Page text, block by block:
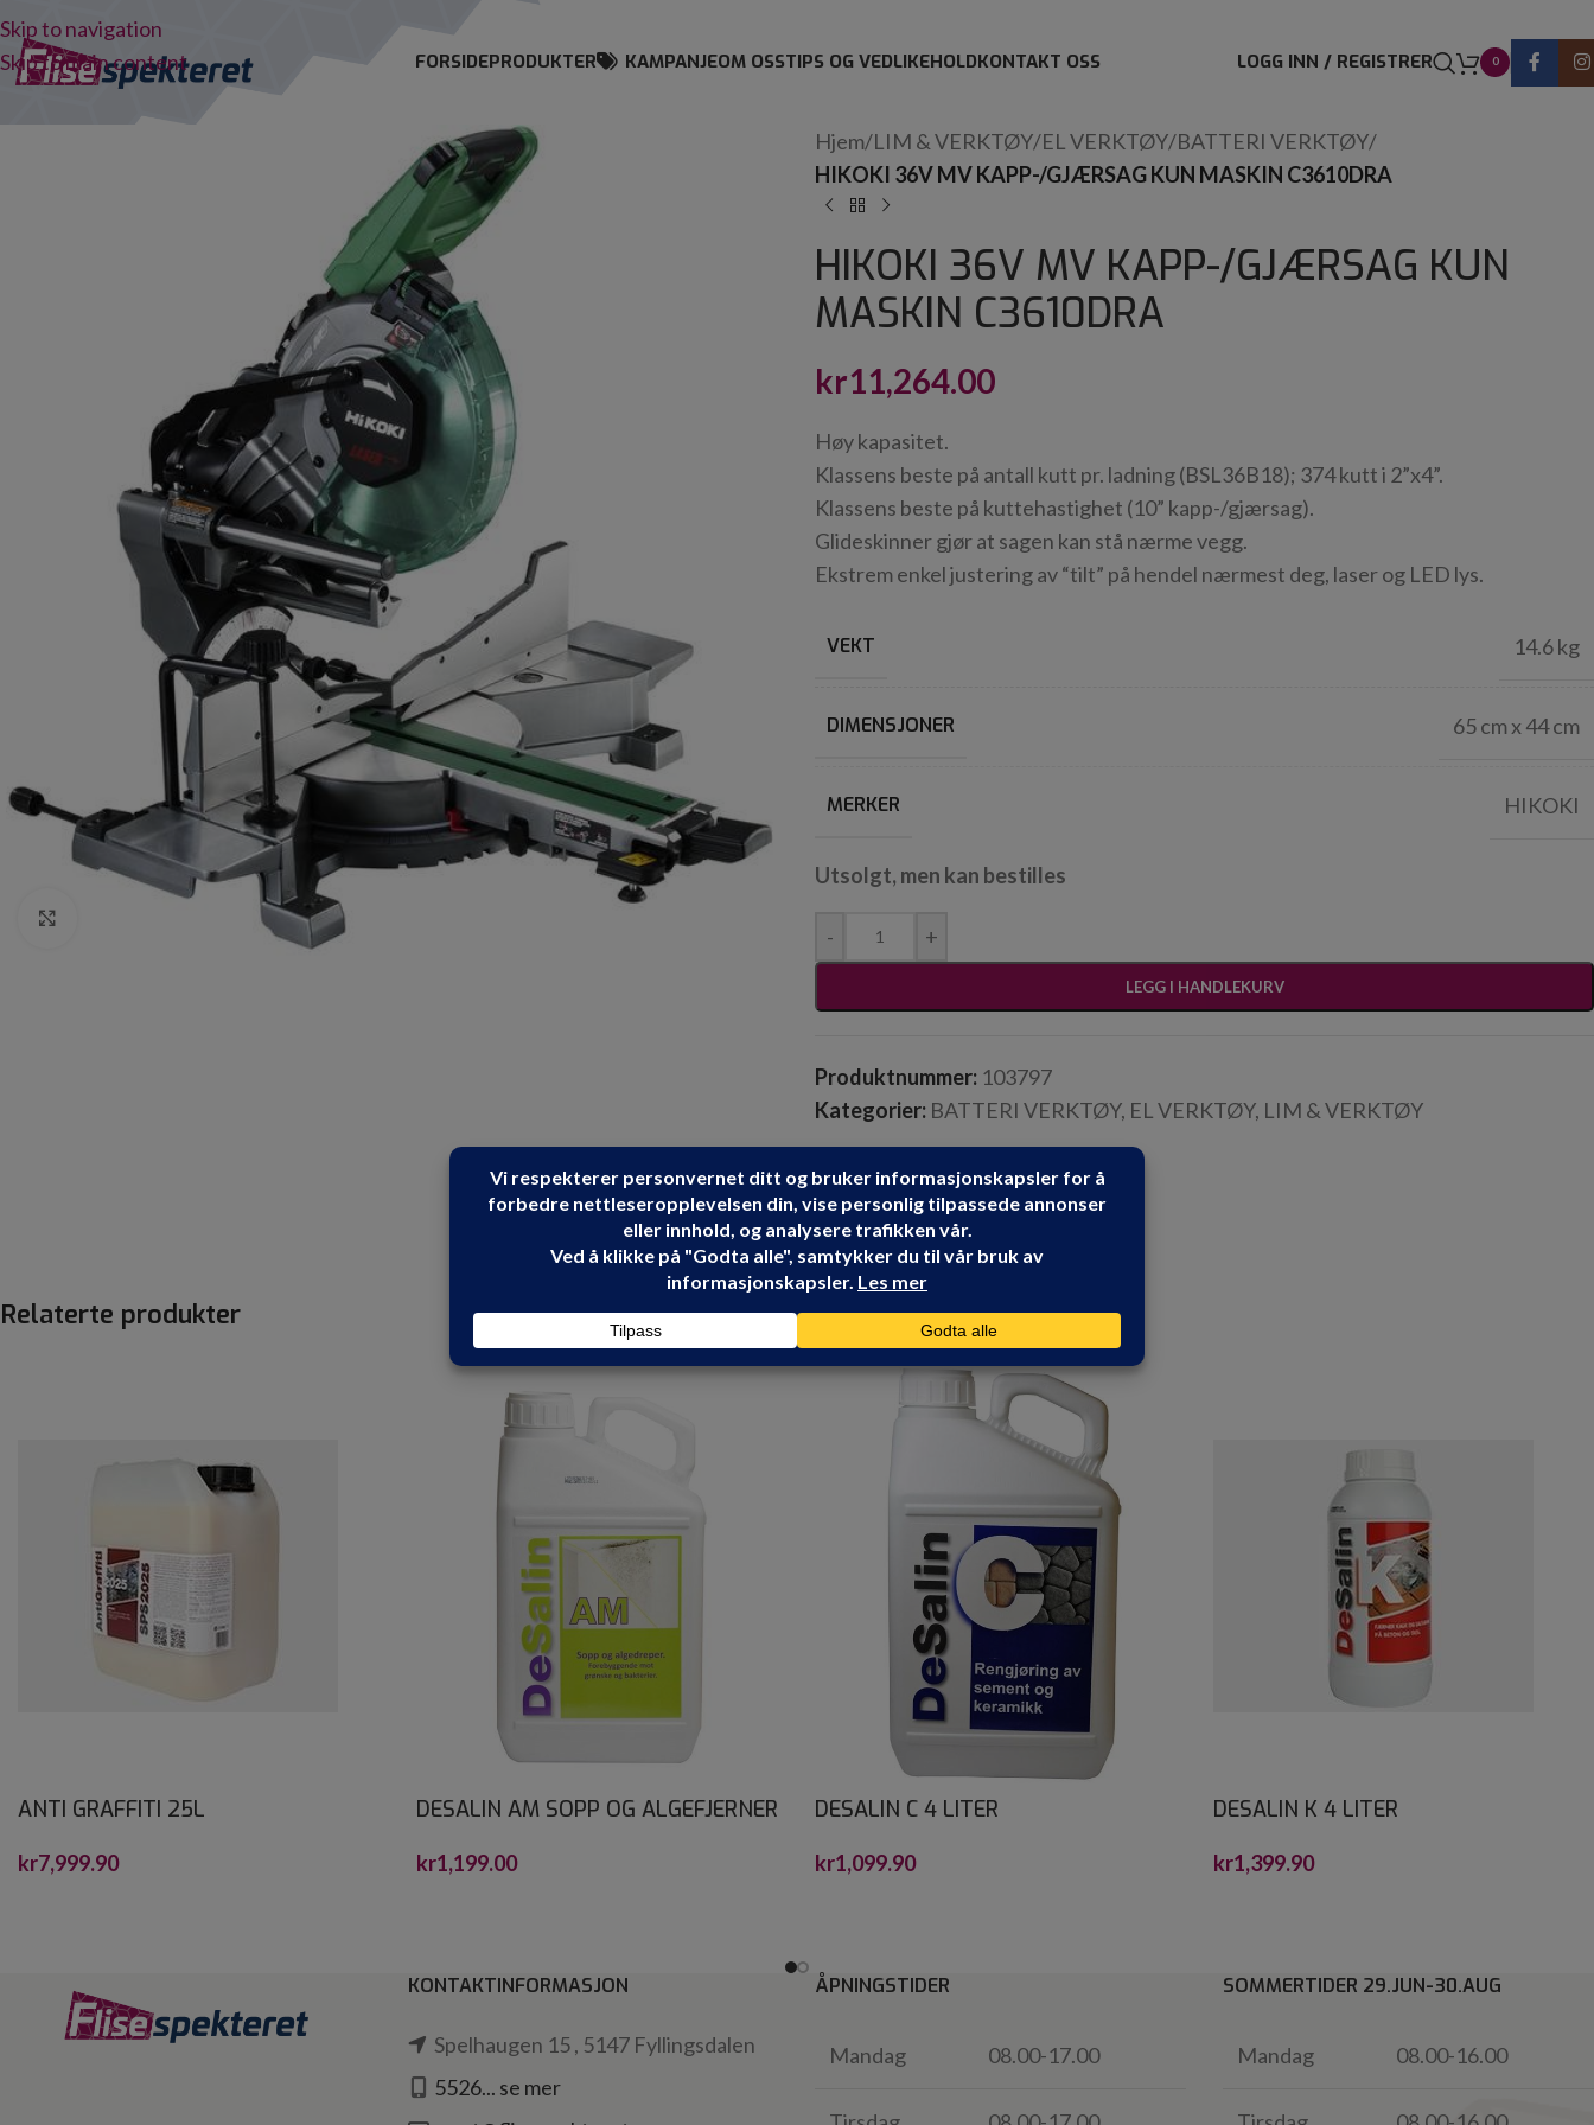
Skip to navigation
Skip to main content
FORSIDEPRODUKTER KAMPANJEOM OSSTIPS OG VEDLIKEHOLDKONTAKT OSS LOGG INN / REGISTRER 0
Hjem/LIM & VERKTØY/EL VERKTØY/BATTERI VERKTØY/
HIKOKI 36V MV KAPP-/GJÆRSAG KUN MASKIN C3610DRA
HIKOKI 36V MV KAPP-/GJÆRSAG KUN
MASKIN C3610DRA
kr11,264.00
Høy kapasitet.
Klassens beste på antall kutt pr. ladning (BSL36B18); 374 kutt i 2”x4”.
Klassens beste på kuttehastighet (10” kapp-/gjærsag).
Glideskinner gjør at sagen kan stå nærme vegg.
Ekstrem enkel justering av “tilt” på hendel nærmest deg, laser og LED lys.
VEKT 14.6 kg
DIMENSJONER 65 cm x 44 cm
MERKER HIKOKI
Utsolgt, men kan bestilles
- +
LEGG I HANDLEKURV
Produktnummer: 103797
Kategorier: BATTERI VERKTØY, EL VERKTØY, LIM & VERKTØY
HIKOKI
Share:
Relaterte produkter
ANTI GRAFFITI 25L
kr7,999.90
DESALIN AM SOPP OG ALGEFJERNER
kr1,199.00
DESALIN C 4 LITER
kr1,099.90
DESALIN K 4 LITER
kr1,399.90
KONTAKTINFORMASJON
Spelhaugen 15 , 5147 Fyllingsdalen
5526... se mer
ÅPNINGSTIDER
Mandag 08.00-17.00
SOMMERTIDER 29.JUN-30.AUG
Mandag 08.00-16.00